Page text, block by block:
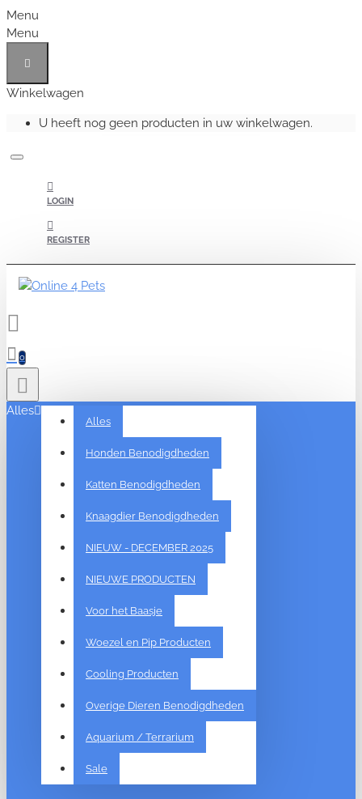
Menu
Menu
Winkelwagen
U heeft nog geen producten in uw winkelwagen.
LOGIN
REGISTER
0
Alles
Alles
Honden Benodigdheden
Katten Benodigdheden
Knaagdier Benodigdheden
NIEUW - DECEMBER 2025
NIEUWE PRODUCTEN
Voor het Baasje
Woezel en Pip Producten
Cooling Producten
Overige Dieren Benodigdheden
Aquarium / Terrarium
Sale